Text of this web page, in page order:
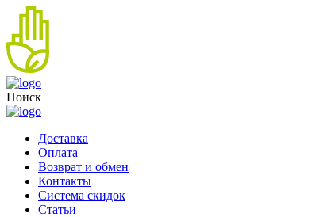
Поиск
Доставка
Оплата
Возврат и обмен
Контакты
Система скидок
Статьи